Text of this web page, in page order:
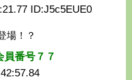
ID:J5c5EUE0
場！？
員番号７７